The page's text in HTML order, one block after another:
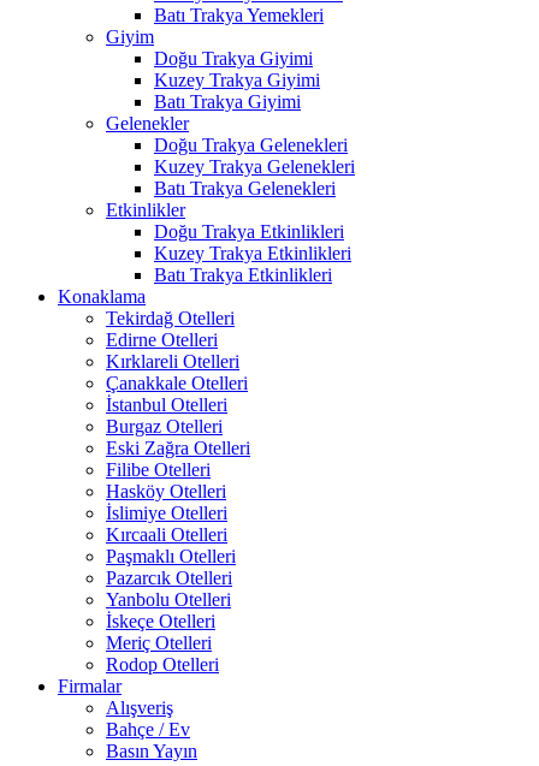
Batı Trakya Yemekleri
Giyim
Doğu Trakya Giyimi
Kuzey Trakya Giyimi
Batı Trakya Giyimi
Gelenekler
Doğu Trakya Gelenekleri
Kuzey Trakya Gelenekleri
Batı Trakya Gelenekleri
Etkinlikler
Doğu Trakya Etkinlikleri
Kuzey Trakya Etkinlikleri
Batı Trakya Etkinlikleri
Konaklama
Tekirdağ Otelleri
Edirne Otelleri
Kırklareli Otelleri
Çanakkale Otelleri
İstanbul Otelleri
Burgaz Otelleri
Eski Zağra Otelleri
Filibe Otelleri
Hasköy Otelleri
İslimiye Otelleri
Kırcaali Otelleri
Paşmaklı Otelleri
Pazarcık Otelleri
Yanbolu Otelleri
İskeçe Otelleri
Meriç Otelleri
Rodop Otelleri
Firmalar
Alışveriş
Bahçe / Ev
Basın Yayın